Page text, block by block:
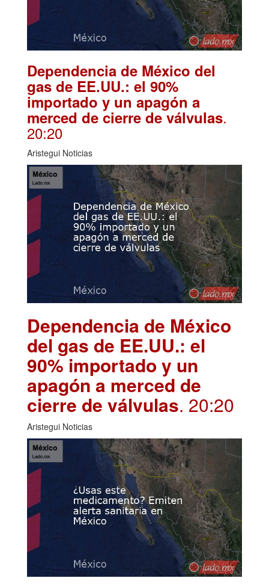
Dependencia de México del
gas de EE.UU.: el 90%
importado y un apagón a
merced de cierre de válvulas.
20:20
Aristegui Noticias
Dependencia de México
del gas de EE.UU.: el
90% importado y un
apagón a merced de
cierre de válvulas. 20:20
Aristegui Noticias